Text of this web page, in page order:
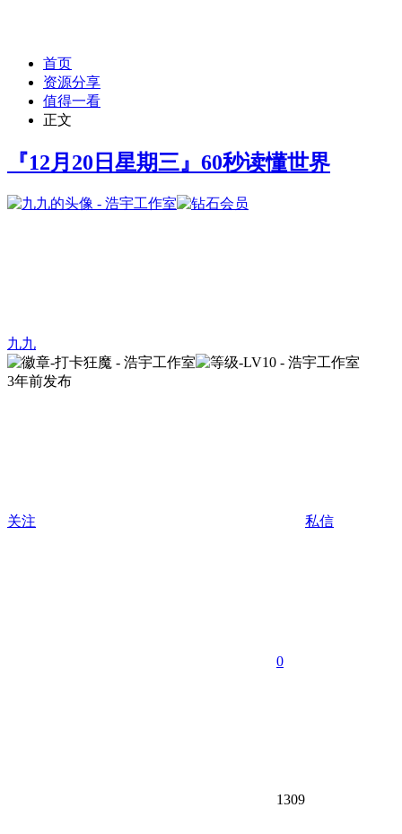
首页
资源分享
值得一看
正文
『12月20日星期三』60秒读懂世界
九九
3年前发布
关注 私信
0
1309